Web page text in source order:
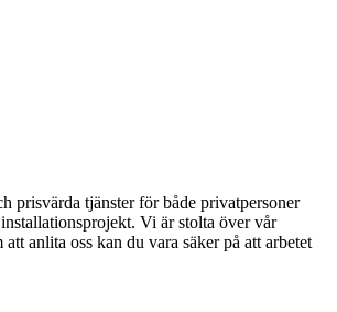
prisvärda tjänster för både privatpersoner
Vi är stolta över vår
anlita oss kan du vara säker på att arbetet